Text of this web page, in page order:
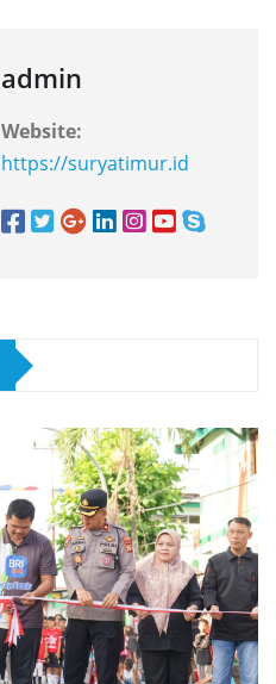
admin
Website:
https://suryatimur.id